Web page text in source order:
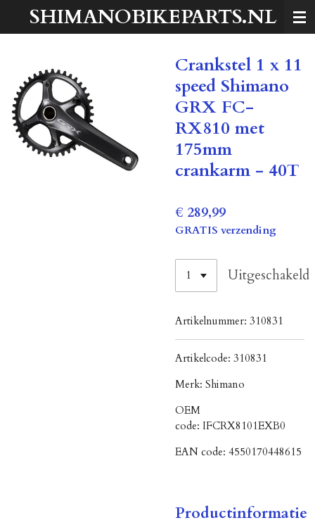
hoofdinhoud
SHIMANOBIKEPARTS.NL
Crankstel 1 x 11
speed Shimano
GRX FC-
RX810 met
175mm
crankarm - 40T
€ 289,99
GRATIS verzending
Uitgeschakeld
Artikelnummer: 310831
Artikelcode: 310831
Merk: Shimano
OEM
code: IFCRX8101EXB0
EAN code: 4550170448615
Productinformatie